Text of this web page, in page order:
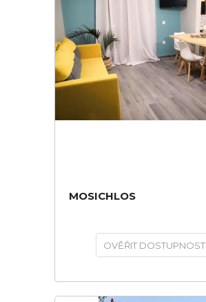
MOSICHLOS
OVĚŘIT DOSTUPNOST